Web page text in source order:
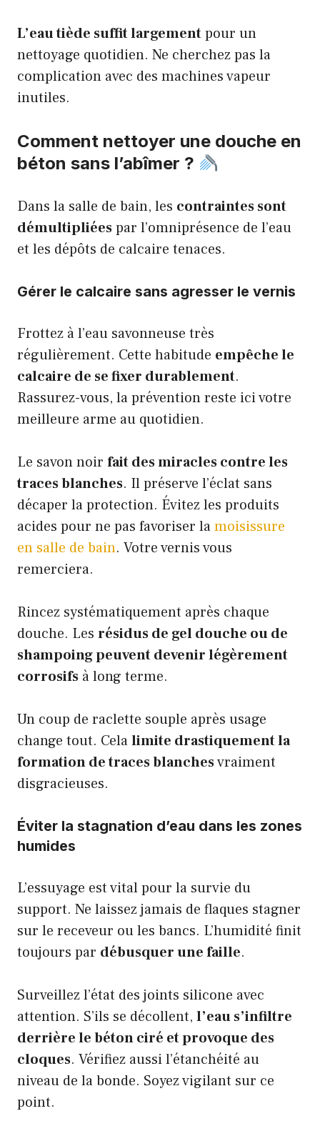
L’eau tiède suffit largementpour un
nettoyage quotidien. Ne cherchez pas la
complication avec des machines vapeur
inutiles.
Comment nettoyer une douche en
béton sans l’abîmer ?
Dans la salle de bain, les contraintes sont
démultipliéespar l’omniprésence de l’eau
et les dépôts de calcaire tenaces.
Gérer le calcaire sans agresser le vernis
Frottez à l’eau savonneuse très
régulièrement. Cette habitude empêche le
calcaire de se fixer durablement.
Rassurez-vous, la prévention reste ici votre
meilleure arme au quotidien.
Le savon noir fait des miracles contre les
traces blanches. Il préserve l’éclat sans
décaper la protection. Évitez les produits
acides pour ne pas favoriser lamoisissure
en salle de bain. Votre vernis vous
remerciera.
Rincez systématiquement après chaque
douche. Les résidus de gel douche ou de
shampoing peuvent devenir légèrement
corrosifs à long terme.
Un coup de raclette souple après usage
change tout. Celalimite drastiquement la
formation de traces blanchesvraiment
disgracieuses.
Éviter la stagnation d’eau dans les zones
humides
L’essuyage est vital pour la survie du
support. Ne laissez jamais de flaques stagner
sur le receveur ou les bancs. L’humidité finit
toujours par débusquer une faille.
Surveillez l’état des joints silicone avec
attention. S’ils se décollent, l’eau s’infiltre
derrière le béton ciré et provoque des
cloques. Vérifiez aussi l’étanchéité au
niveau de la bonde. Soyez vigilant sur ce
point.